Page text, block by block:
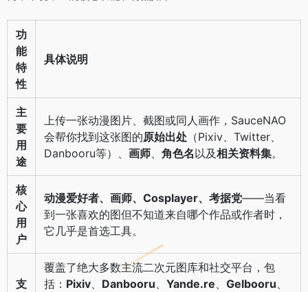
功
能
特
性
具体说明
主
要
用
途
上传一张动漫图片、截图或同人画作，SauceNAO
会帮你找到这张图的原始出处 （Pixiv、Twitter、
Danbooru等）、 画师 角色名以及相关资料集。
核
心
用
户
动漫爱好者、画师、Cosplayer、考据党——当看
到一张喜欢的图但不知道来自哪个作品或作者时，
它几乎是首选工具。
支
覆盖了绝大多数主流二次元图库和社交平台，包
括： Pixiv Danbooru Yande.re Gelbooru